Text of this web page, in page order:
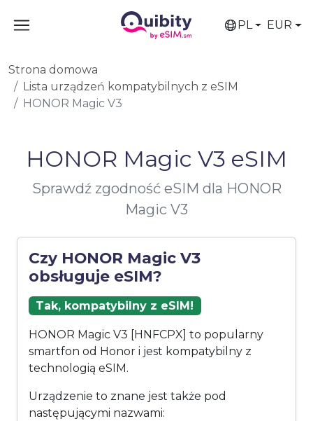
PL EUR
Strona domowa
Lista urządzeń kompatybilnych z eSIM
HONOR Magic V3
HONOR Magic V3 eSIM
Sprawdź zgodność eSIM dla HONOR
Magic V3
Czy HONOR Magic V3
obsługuje eSIM?
Tak, kompatybilny z eSIM!
HONOR Magic V3 [HNFCPX] to popularny
smartfon od Honor i jest kompatybilny z
technologią eSIM.
Urządzenie to znane jest także pod
następującymi nazwami: